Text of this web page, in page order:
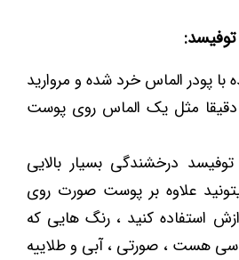
توفیسد:
پودر الماس خرد شده و مروارید
دقیقا مثل یک الماس روی پوست
توفیسد درخشندگی بسیار بالایی
علاوه بر پوست صورت روی
استفاده کنید ، رنگ هایی که
هست ، صورتی ، آبی و طلاییه